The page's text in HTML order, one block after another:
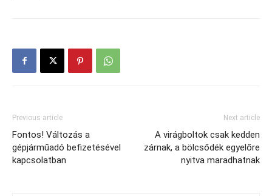
Previous article
Fontos! Változás a
gépjárműadó befizetésével
kapcsolatban
Next article
A virágboltok csak kedden
zárnak, a bölcsődék egyelőre
nyitva maradhatnak